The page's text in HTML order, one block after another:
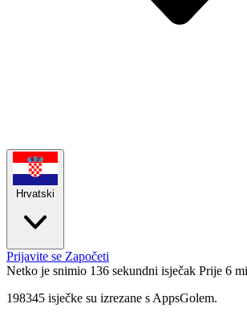
Hrvatski
Prijavite se Započeti
Netko je snimio 136 sekundni isječak Prije 6
198345 isječke su izrezane s AppsGolem.